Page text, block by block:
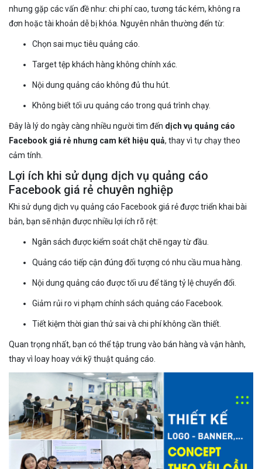
nhưng gặp các vấn đề như: chi phí cao, tương tác kém, không ra
đơn hoặc tài khoản dễ bị khóa. Nguyên nhân thường đến từ:
Chọn sai mục tiêu quảng cáo.
Target tệp khách hàng không chính xác.
Nội dung quảng cáo không đủ thu hút.
Không biết tối ưu quảng cáo trong quá trình chạy.
Đây là lý do ngày càng nhiều người tìm đến dịch vụ quảng cáo
Facebook giá rẻ nhưng cam kết hiệu quả, thay vì tự chạy theo
cảm tính.
Lợi ích khi sử dụng dịch vụ quảng cáo
Facebook giá rẻ chuyên nghiệp
Khi sử dụng dịch vụ quảng cáo Facebook giá rẻ được triển khai bài
bản, bạn sẽ nhận được nhiều lợi ích rõ rệt:
Ngân sách được kiểm soát chặt chẽ ngay từ đầu.
Quảng cáo tiếp cận đúng đối tượng có nhu cầu mua hàng.
Nội dung quảng cáo được tối ưu để tăng tỷ lệ chuyển đổi.
Giảm rủi ro vi phạm chính sách quảng cáo Facebook.
Tiết kiệm thời gian thử sai và chi phí không cần thiết.
Quan trọng nhất, bạn có thể tập trung vào bán hàng và vận hành,
thay vì loay hoay với kỹ thuật quảng cáo.